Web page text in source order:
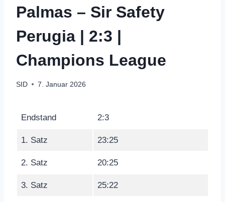
Palmas – Sir Safety
Perugia | 2:3 |
Champions League
SID 7. Januar 2026
Endstand 2:3
1. Satz 23:25
2. Satz 20:25
3. Satz 25:22